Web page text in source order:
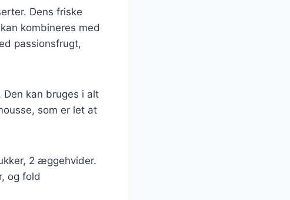
Dens friske
kombineres med
passionsfrugt,
kan bruges i alt
som er let at
2 æggehvider.
og fold